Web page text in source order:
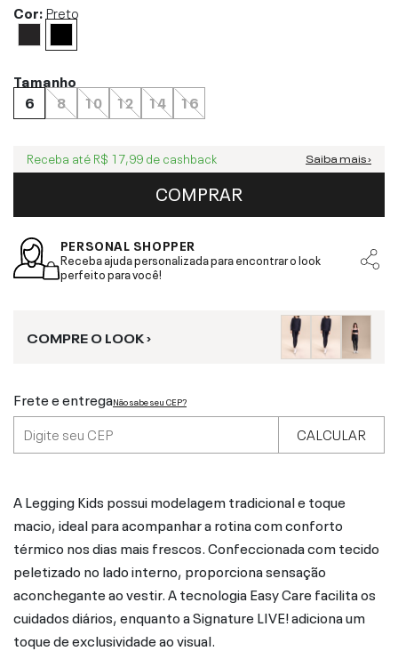
Cor:Preto
Tamanho
6
8 10 12 14 16
Receba até R$ 17,99 de cashback Saiba mais ›
COMPRAR
PERSONAL SHOPPER
Receba ajuda personalizada para encontrar o look
perfeito para você!
COMPRE O LOOK ›
Frete e entregaNão sabe seu CEP?
CALCULAR
A Legging Kids possui modelagem tradicional e toque
macio, ideal para acompanhar a rotina com conforto
térmico nos dias mais frescos. Confeccionada com tecido
peletizado no lado interno, proporciona sensação
aconchegante ao vestir. A tecnologia Easy Care facilita os
cuidados diários, enquanto a Signature LIVE! adiciona um
toque de exclusividade ao visual.